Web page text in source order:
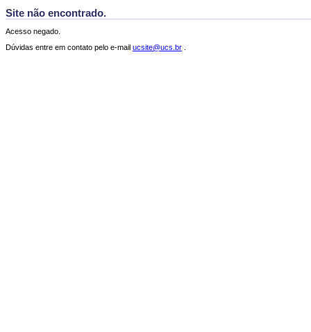
Site não encontrado.
Acesso negado.
Dúvidas entre em contato pelo e-mail ucsite@ucs.br